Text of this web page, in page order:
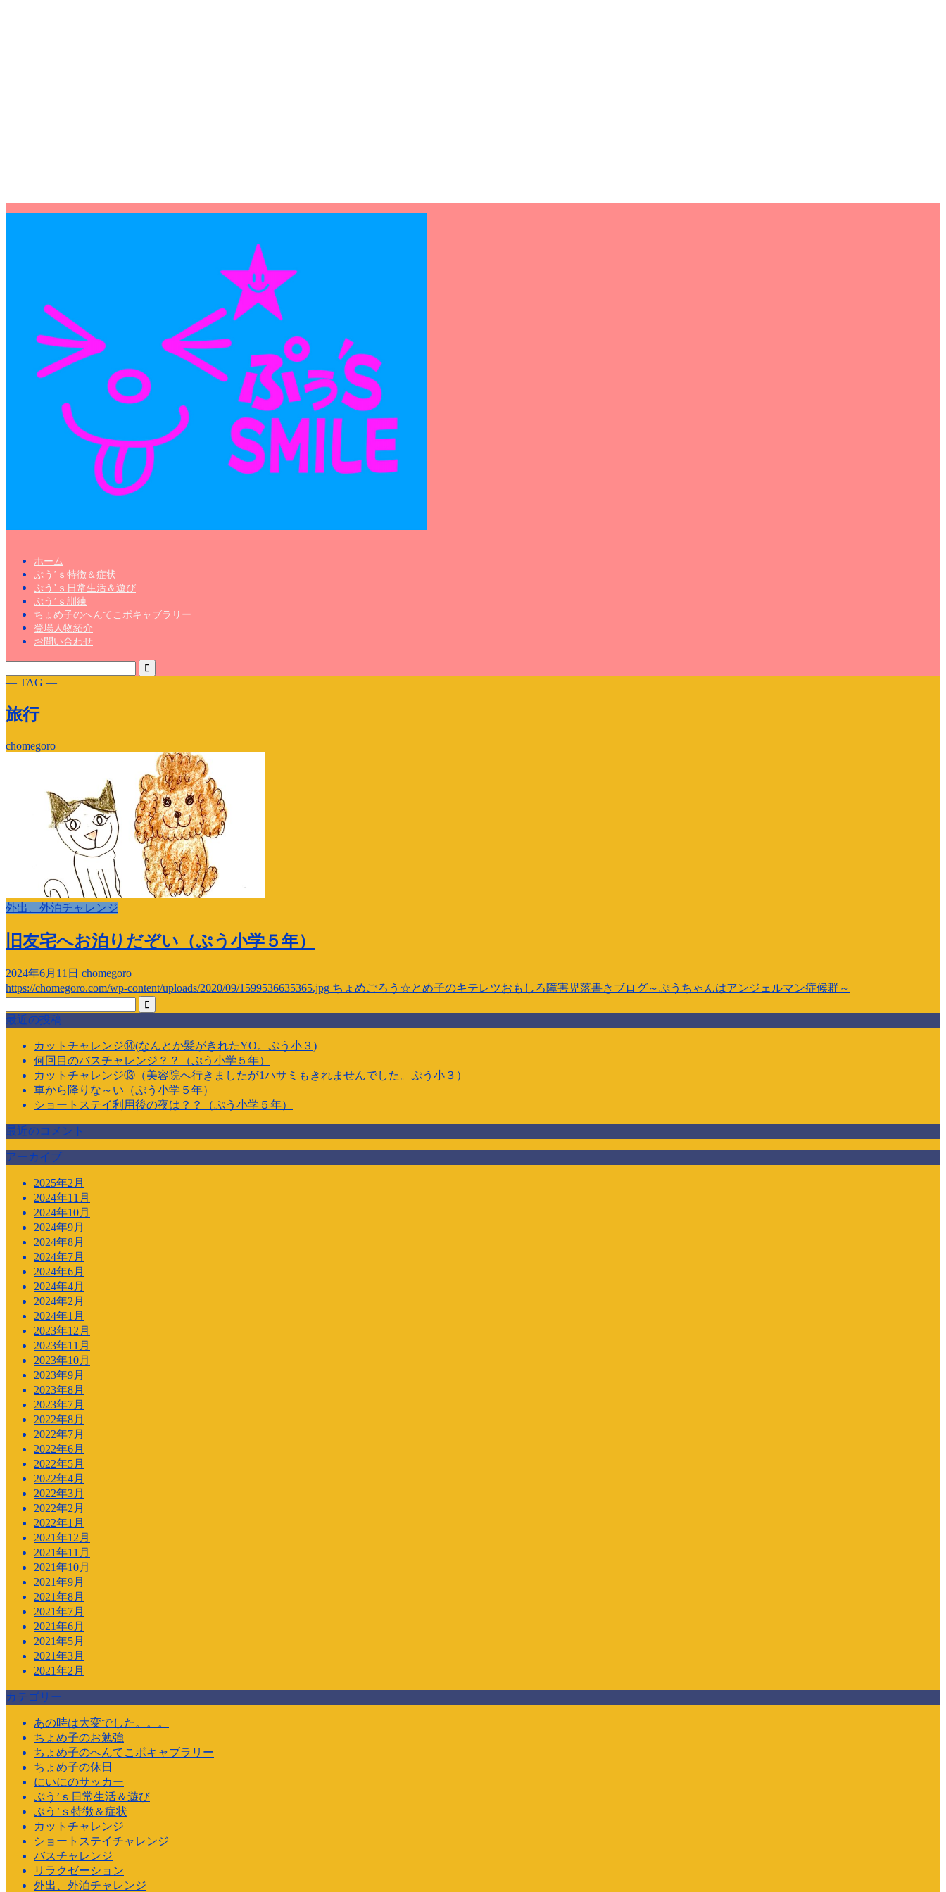
ホーム
ぷう’ｓ特徴＆症状
ぷう’ｓ日常生活＆遊び
ぷう’ｓ訓練
ちょめ子のへんてこボキャブラリー
登場人物紹介
お問い合わせ
― TAG ―
旅行
chomegoro
外出、外泊チャレンジ
旧友宅へお泊りだぞい（ぷう小学５年）
2024年6月11日 chomegoro
https://chomegoro.com/wp-content/uploads/2020/09/1599536635365.jpg ちょめごろう☆とめ子のキテレツおもしろ障害児落書きブログ～ぷうちゃんはアンジェルマン症候群～
最近の投稿
カットチャレンジ⑭(なんとか髪がきれたYO。ぷう小３)
何回目のバスチャレンジ？？（ぷう小学５年）
カットチャレンジ⑬（美容院へ行きましたが1ハサミもきれませんでした。ぷう小３）
車から降りな～い（ぷう小学５年）
ショートステイ利用後の夜は？？（ぷう小学５年）
最近のコメント
アーカイブ
2025年2月
2024年11月
2024年10月
2024年9月
2024年8月
2024年7月
2024年6月
2024年4月
2024年2月
2024年1月
2023年12月
2023年11月
2023年10月
2023年9月
2023年8月
2023年7月
2022年8月
2022年7月
2022年6月
2022年5月
2022年4月
2022年3月
2022年2月
2022年1月
2021年12月
2021年11月
2021年10月
2021年9月
2021年8月
2021年7月
2021年6月
2021年5月
2021年3月
2021年2月
カテゴリー
あの時は大変でした。。。
ちょめ子のお勉強
ちょめ子のへんてこボキャブラリー
ちょめ子の休日
にいにのサッカー
ぷう’ｓ日常生活＆遊び
ぷう’ｓ特徴＆症状
カットチャレンジ
ショートステイチャレンジ
バスチャレンジ
リラクゼーション
外出、外泊チャレンジ